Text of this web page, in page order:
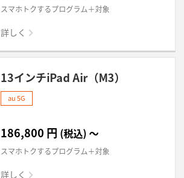
スマホトクするプログラム＋対象
詳しく
13インチiPad Air（M3）
au 5G
186,800 円 (税込) ～
スマホトクするプログラム＋対象
詳しく